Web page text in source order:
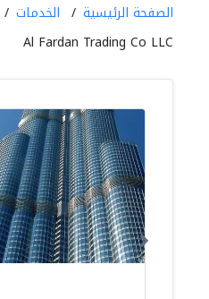
الصفحة الرئيسية الخدمات
Al Fardan Trading Co LLC